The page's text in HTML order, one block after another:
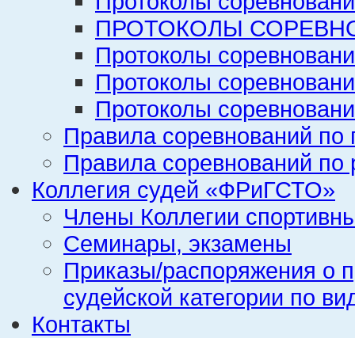
ПРОТОКОЛЫ
Протоколы
Протоколы
Протоколы
Правила соревнований по
Правила соревнований по
Коллегия судей «ФРиГСТО»
Члены Коллегии
Семинары, экзамены
Приказы/распоряжения о
судейской категории по
Контакты